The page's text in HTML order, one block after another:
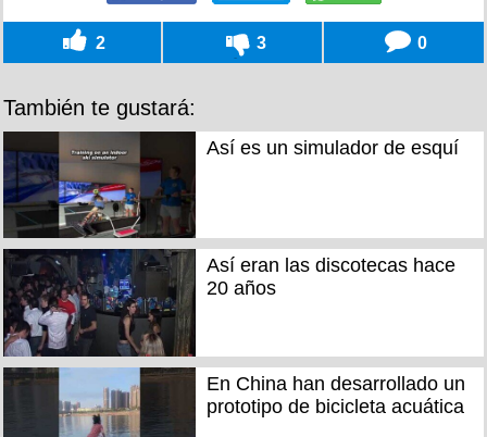
2 3 0
También te gustará:
Así es un simulador de esquí
Así eran las discotecas hace
20 años
En China han desarrollado un
prototipo de bicicleta acuática